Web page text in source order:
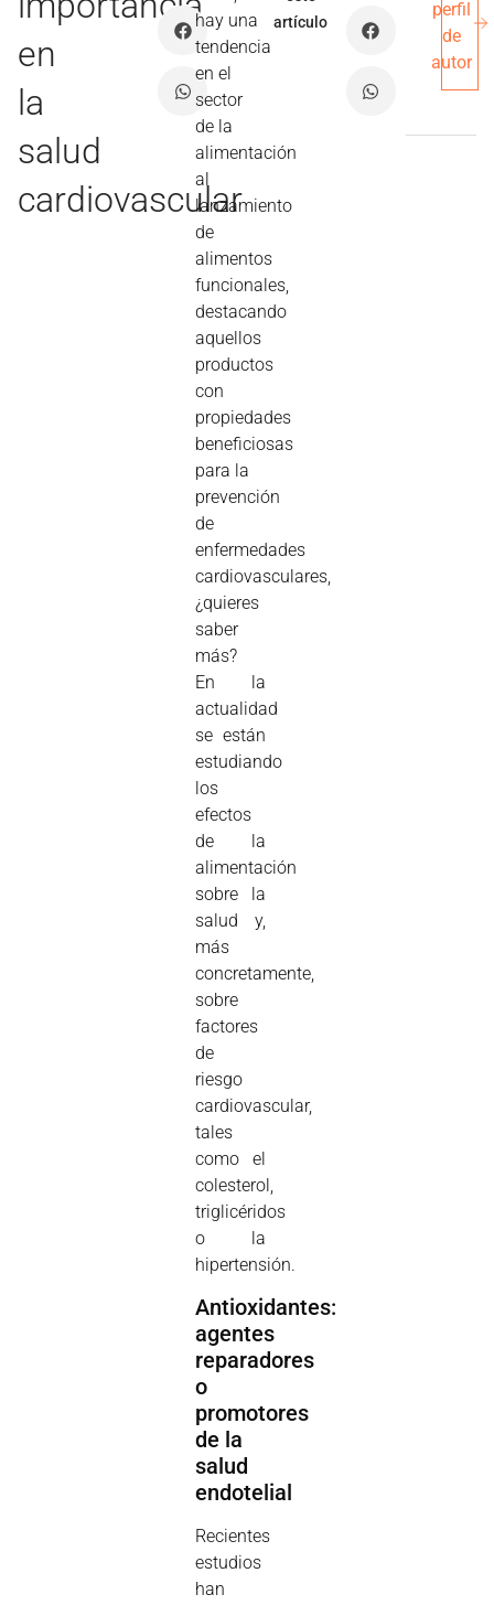
en
la
salud
cardiovascular
hay una
tendencia
en el
sector
de la
alimentación
al
lanzamiento
de
alimentos
funcionales,
destacando
aquellos
productos
con
propiedades
beneficiosas
para la
prevención
de
enfermedades
cardiovasculares,
¿quieres
saber
más?
En la
actualidad
se están
estudiando
los
efectos
de la
alimentación
sobre la
salud y,
más
concretamente,
sobre
factores
de
riesgo
cardiovascular,
tales
como el
colesterol,
triglicéridos
o la
hipertensión.
Antioxidantes:
agentes
reparadores
o
promotores
de la
salud
endotelial
Recientes
estudios
han
artículo
perfil
de
autor